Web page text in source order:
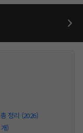
정리 (2026)
)